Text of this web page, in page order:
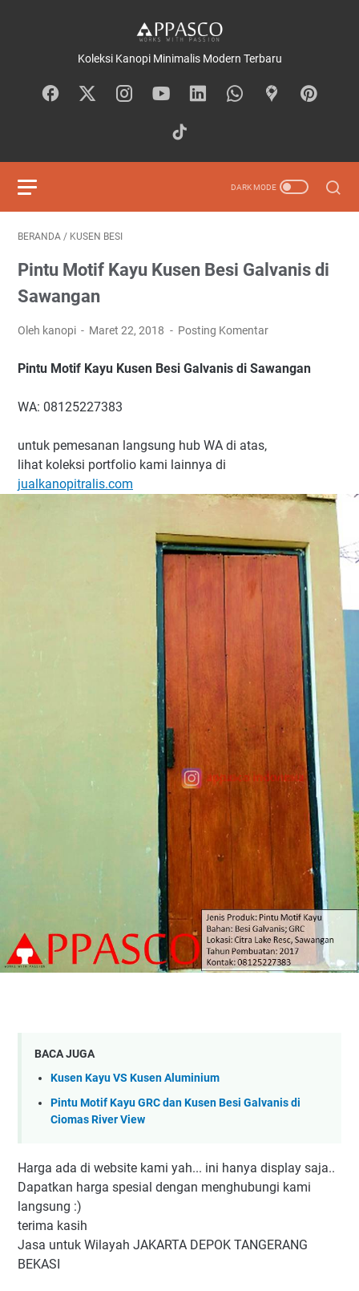
Koleksi Kanopi Minimalis Modern Terbaru
BERANDA / KUSEN BESI
Pintu Motif Kayu Kusen Besi Galvanis di
Sawangan
Oleh kanopi Maret 22, 2018 Posting Komentar
Pintu Motif Kayu Kusen Besi Galvanis di Sawangan
WA: 08125227383
untuk pemesanan langsung hub WA di atas,
lihat koleksi portfolio kami lainnya di
jualkanopitralis.com
BACA JUGA
Kusen Kayu VS Kusen Aluminium
Pintu Motif Kayu GRC dan Kusen Besi Galvanis di
Ciomas River View
Harga ada di website kami yah... ini hanya display saja..
Dapatkan harga spesial dengan menghubungi kami
langsung :)
terima kasih
Jasa untuk Wilayah JAKARTA DEPOK TANGERANG
BEKASI